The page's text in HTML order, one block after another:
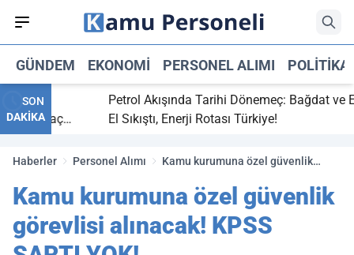
GÜNDEM EKONOMI PERSONEL ALIMI POLITIKA
SON
DAKİKA
bitti,
maç
Petrol Akışında Tarihi Dönemeç: Bağdat ve Erbil
El Sıkıştı, Enerji Rotası Türkiye!
Haberler Personel Alımı
Kamu kurumuna özel güvenlik
YOK!
Kamu kurumuna özel güvenlik
görevlisi alınacak! KPSS